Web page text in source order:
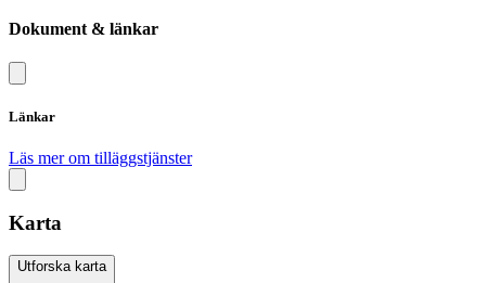
Dokument & länkar
Länkar
Läs mer om tilläggstjänster
Karta
Utforska karta